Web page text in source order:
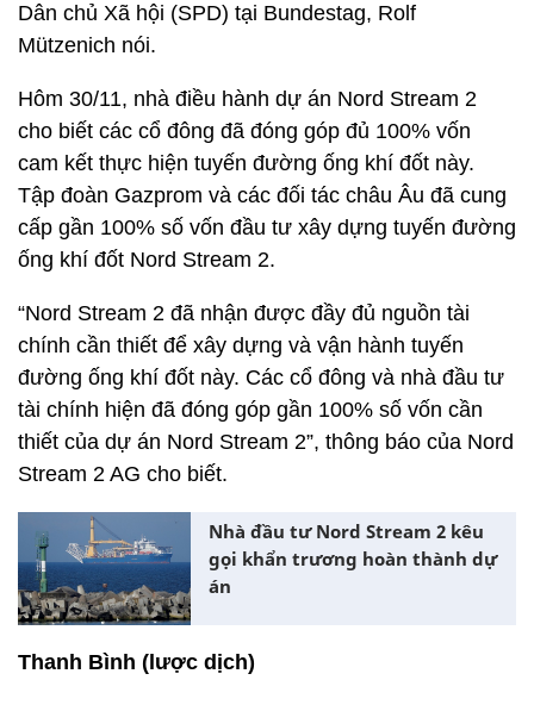
Dân chủ Xã hội (SPD) tại Bundestag, Rolf
Mützenich nói.
Hôm 30/11, nhà điều hành dự án Nord Stream 2
cho biết các cổ đông đã đóng góp đủ 100% vốn
cam kết thực hiện tuyến đường ống khí đốt này.
Tập đoàn Gazprom và các đối tác châu Âu đã cung
cấp gần 100% số vốn đầu tư xây dựng tuyến đường
ống khí đốt Nord Stream 2.
“Nord Stream 2 đã nhận được đầy đủ nguồn tài
chính cần thiết để xây dựng và vận hành tuyến
đường ống khí đốt này. Các cổ đông và nhà đầu tư
tài chính hiện đã đóng góp gần 100% số vốn cần
thiết của dự án Nord Stream 2”, thông báo của Nord
Stream 2 AG cho biết.
Nhà đầu tư Nord Stream 2 kêu
gọi khẩn trương hoàn thành dự
án
Thanh Bình (lược dịch)